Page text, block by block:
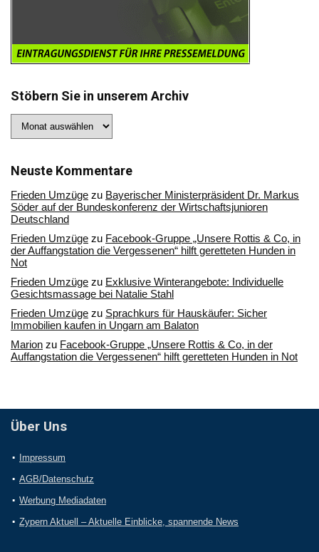
Stöbern Sie in unserem Archiv
Sie
Archiv
Neuste Kommentare
Frieden Umzüge zu Bayerischer Ministerpräsident Dr. Markus
Söder auf der Bundeskonferenz der Wirtschaftsjunioren
Deutschland
Frieden Umzüge zu Facebook-Gruppe „Unsere Rottis & Co, in
der Auffangstation die Vergessenen“ hilft geretteten Hunden in
Not
Frieden Umzüge zu Exklusive Winterangebote: Individuelle
Gesichtsmassage bei Natalie Stahl
Frieden Umzüge zu Sprachkurs für Hauskäufer: Sicher
Immobilien kaufen in Ungarn am Balaton
Marion zu Facebook-Gruppe „Unsere Rottis & Co, in der
Auffangstation die Vergessenen“ hilft geretteten Hunden in Not
Über Uns
Impressum
AGB/Datenschutz
Werbung Mediadaten
Zypern Aktuell – Aktuelle Einblicke, spannende News